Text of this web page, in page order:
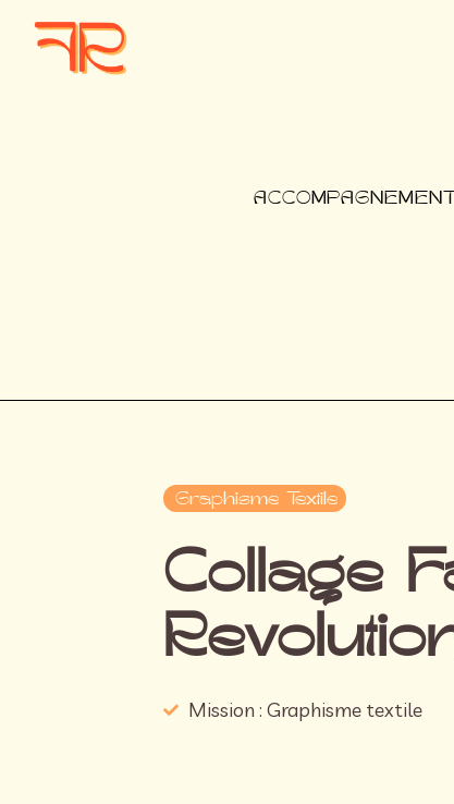
ACCOMPAGNEMENT
Graphisme Textile
Collage
Mission : Graphisme textile